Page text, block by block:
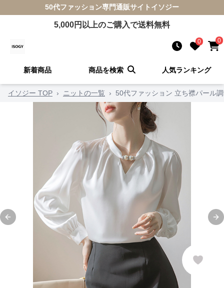
50代ファッション専門通販サイト イソジー
5,000円以上のご購入で送料無料
0 0
新着商品 商品を検索 人気ランキング
イソジー TOP › ニットの一覧 › 50代ファッション 立ち襟パール
Previous slide